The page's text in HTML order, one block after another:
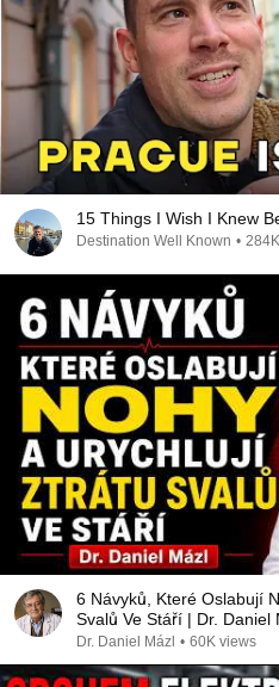
15 Things I Wish I Knew
Destination Well Known •
6 Návyků, Které Oslabují
Svalů Ve Stáří | Dr. Daniel
Dr. Daniel Mázl • 60K views